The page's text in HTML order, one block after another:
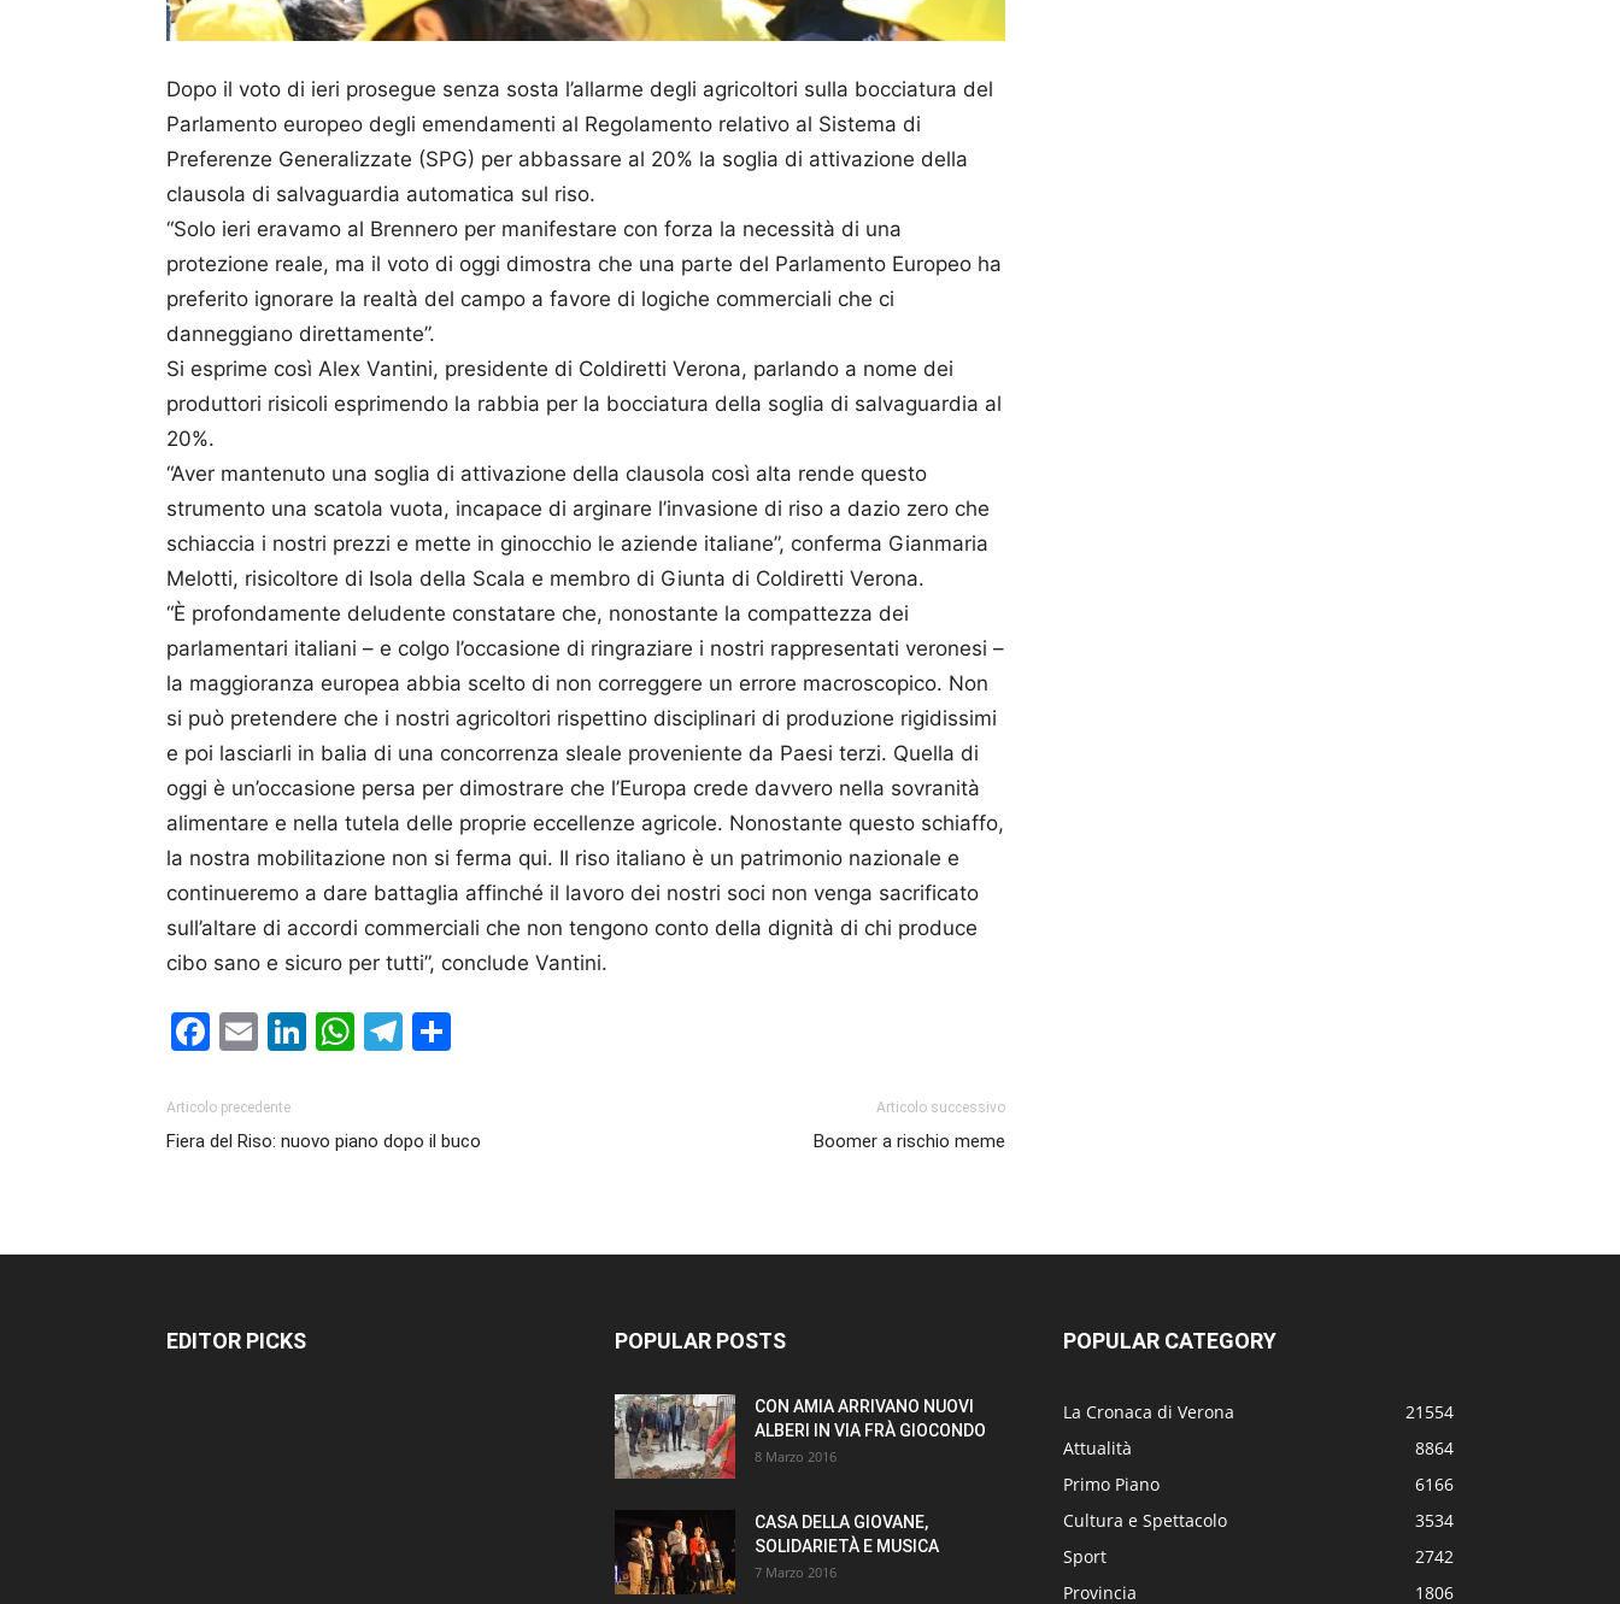
Dopo il voto di ieri prosegue senza sosta l’allarme degli agricoltori sulla bocciatura del
Parlamento europeo degli emendamenti al Regolamento relativo al Sistema di
Preferenze Generalizzate (SPG) per abbassare al 20% la soglia di attivazione della
clausola di salvaguardia automatica sul riso.
“Solo ieri eravamo al Brennero per manifestare con forza la necessità di una
protezione reale, ma il voto di oggi dimostra che una parte del Parlamento Europeo ha
preferito ignorare la realtà del campo a favore di logiche commerciali che ci
danneggiano direttamente”.
Si esprime così Alex Vantini, presidente di Coldiretti Verona, parlando a nome dei
produttori risicoli esprimendo la rabbia per la bocciatura della soglia di salvaguardia al
20%.
“Aver mantenuto una soglia di attivazione della clausola così alta rende questo
strumento una scatola vuota, incapace di arginare l’invasione di riso a dazio zero che
schiaccia i nostri prezzi e mette in ginocchio le aziende italiane”, conferma Gianmaria
Melotti, risicoltore di Isola della Scala e membro di Giunta di Coldiretti Verona.
“È profondamente deludente constatare che, nonostante la compattezza dei
parlamentari italiani – e colgo l’occasione di ringraziare i nostri rappresentati veronesi –
la maggioranza europea abbia scelto di non correggere un errore macroscopico. Non
si può pretendere che i nostri agricoltori rispettino disciplinari di produzione rigidissimi
e poi lasciarli in balia di una concorrenza sleale proveniente da Paesi terzi. Quella di
oggi è un’occasione persa per dimostrare che l’Europa crede davvero nella sovranità
alimentare e nella tutela delle proprie eccellenze agricole. Nonostante questo schiaffo,
la nostra mobilitazione non si ferma qui. Il riso italiano è un patrimonio nazionale e
continueremo a dare battaglia affinché il lavoro dei nostri soci non venga sacrificato
sull’altare di accordi commerciali che non tengono conto della dignità di chi produce
cibo sano e sicuro per tutti”, conclude Vantini.
Facebook
EmailLinkedIn
WhatsApp
Telegram
Articolo precedente
Fiera del Riso: nuovo piano dopo il buco
Articolo successivo
Boomer a rischio meme
EDITOR PICKS POPULAR POSTS
CON AMIA ARRIVANO NUOVI
ALBERI IN VIA FRÀ GIOCONDO
8 Marzo 2016
CASA DELLA GIOVANE,
SOLIDARIETÀ E MUSICA
7 Marzo 2016
POPULAR CATEGORY
La Cronaca di Verona
21554
Attualità
8864
Primo Piano
6166
Cultura e Spettacolo
3534
Sport
2742
Provincia
1806